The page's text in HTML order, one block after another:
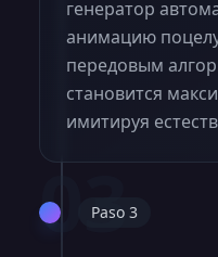
генератор
анимацию
передовым
становится
имитируя
03
Paso 3